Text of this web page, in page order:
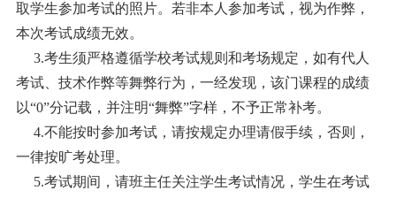
取学生参加考试的照片。若非本人参加考试，视为作弊，
本次考试成绩无效。
3.考生须严格遵循学校考试规则和考场规定，如有代人
考试、技术作弊等舞弊行为，一经发现，该门课程的成绩
以“0”分记载，并注明“舞弊”字样，不予正常补考。
4.不能按时参加考试，请按规定办理请假手续，否则，
一律按旷考处理。
5.考试期间，请班主任关注学生考试情况，学生在考试